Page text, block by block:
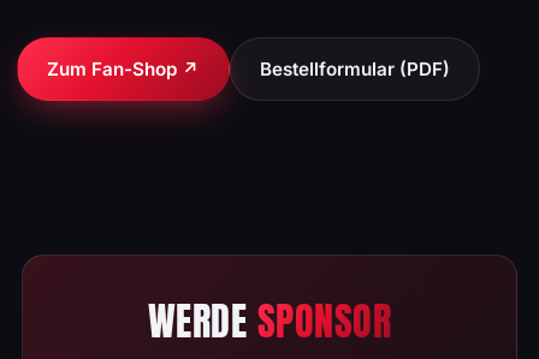
Zum Fan-Shop ↗ Bestellformular (PDF)
WERDESPONSOR